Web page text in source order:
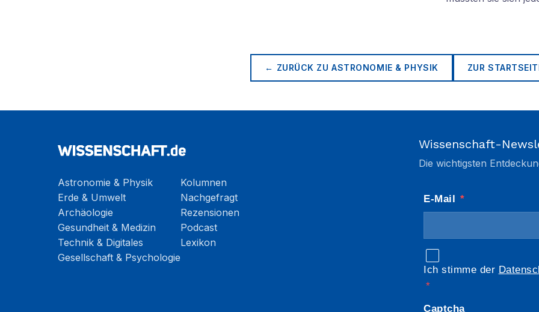
← ZURÜCK ZUASTRONOMIE & PHYSIK ZUR
Astronomie & Physik
Erde & Umwelt
Archäologie
Gesundheit & Medizin
Technik & Digitales
Gesellschaft & Psychologie
Kolumnen
Nachgefragt
Rezensionen
Podcast
Lexikon
Wissenschaft-
Die wichtigsten